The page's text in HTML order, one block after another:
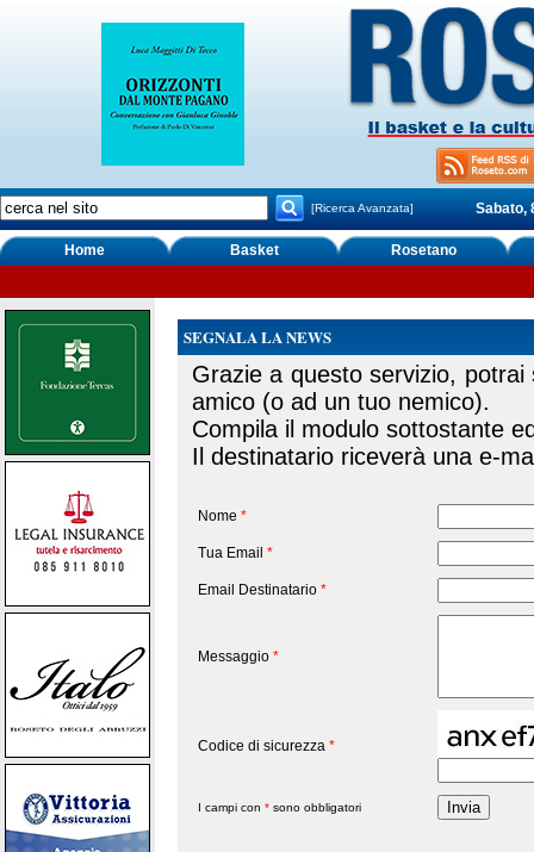
[Ricerca Avanzata] Sabato,
Home Basket Rosetano
SEGNALA LA NEWS
Grazie a questo servizio,
amico (o ad un tuo nemico).
Compila il modulo sottostante
Il destinatario riceverà una e-
Nome *
Tua Email *
Email Destinatario *
Messaggio *
Codice di sicurezza *
I campi con *sono obbligatori